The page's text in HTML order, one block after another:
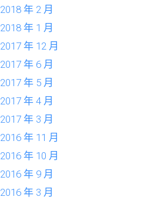
2018 年 2 月
2018 年 1 月
2017 年 12 月
2017 年 6 月
2017 年 5 月
2017 年 4 月
2017 年 3 月
2016 年 11 月
2016 年 10 月
2016 年 9 月
2016 年 3 月